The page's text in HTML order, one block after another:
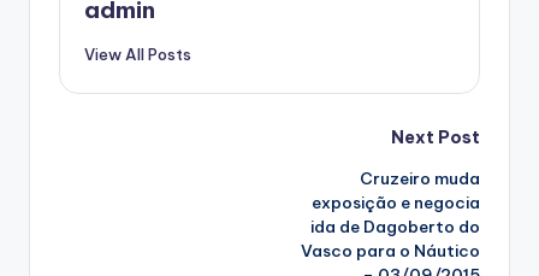
admin
View All Posts
Next Post
Cruzeiro muda
exposição e negocia
ida de Dagoberto do
Vasco para o Náutico